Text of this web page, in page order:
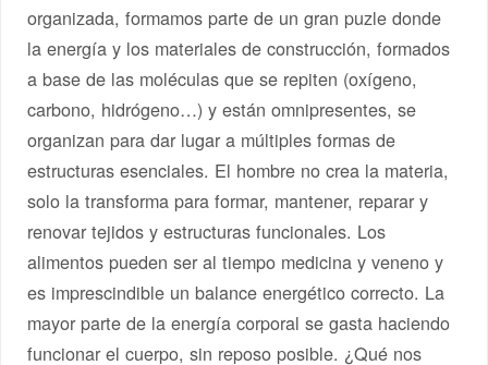
organizada, formamos parte de un gran puzle donde
la energía y los materiales de construcción, formados
a base de las moléculas que se repiten (oxígeno,
carbono, hidrógeno…) y están omnipresentes, se
organizan para dar lugar a múltiples formas de
estructuras esenciales. El hombre no crea la materia,
solo la transforma para formar, mantener, reparar y
renovar tejidos y estructuras funcionales. Los
alimentos pueden ser al tiempo medicina y veneno y
es imprescindible un balance energético correcto. La
mayor parte de la energía corporal se gasta haciendo
funcionar el cuerpo, sin reposo posible. ¿Qué nos